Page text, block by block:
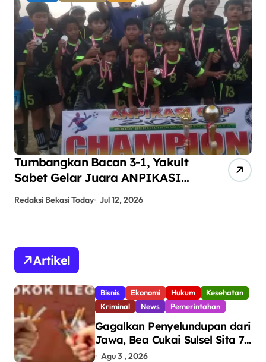
ANPIKASI CUP 2026 Jadi Ajang
Pembinaan Bakat Sepak Bola
Redaksi Bekasi Today Jun 24, 2026
Artikel
Bisnis Ekonomi Hukum
Kesehatan
Kriminal
News Pemerintahan
Gagalkan Penyelundupan dari
Jawa, Bea Cukai Sulsel Sita 7,8
Juta Batang Rokok Ilegal
Agu 3 , 2026